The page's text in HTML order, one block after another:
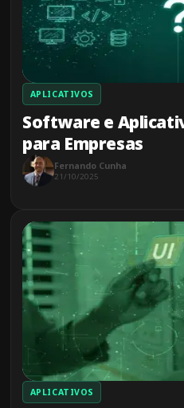
APLICATIVOS
Software e
para Empresas
Fernando Cunha
21/10/2025
APLICATIVOS